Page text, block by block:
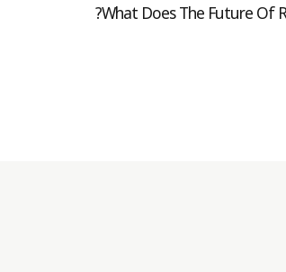
What Does The Future Of